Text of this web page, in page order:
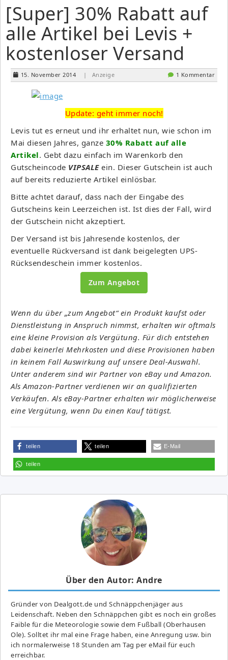
[Super] 30% Rabatt auf
alle Artikel bei Levis +
kostenloser Versand
15. November 2014 | Anzeige 1 Kommentar
Update: geht immer noch!
Levis tut es erneut und ihr erhaltet nun, wie schon im
Mai diesen Jahres, ganze 30% Rabatt auf alle
Artikel. Gebt dazu einfach im Warenkorb den
Gutscheincode VIPSALE ein. Dieser Gutschein ist auch
auf bereits reduzierte Artikel einlösbar.
Bitte achtet darauf, dass nach der Eingabe des
Gutscheins kein Leerzeichen ist. Ist dies der Fall, wird
der Gutschein nicht akzeptiert.
Der Versand ist bis Jahresende kostenlos, der
eventuelle Rückversand ist dank beigelegten UPS-
Rücksendeschein immer kostenlos.
Zum Angebot
Wenn du über „zum Angebot“ ein Produkt kaufst oder
Dienstleistung in Anspruch nimmst, erhalten wir oftmals
eine kleine Provision als Vergütung. Für dich entstehen
dabei keinerlei Mehrkosten und diese Provisionen haben
in keinem Fall Auswirkung auf unsere Deal-Auswahl.
Unter anderem sind wir Partner von eBay und Amazon.
Als Amazon-Partner verdienen wir an qualifizierten
Verkäufen. Als eBay-Partner erhalten wir möglicherweise
eine Vergütung, wenn Du einen Kauf tätigst.
teilen teilen E-Mail
teilen
Über den Autor: Andre
Gründer von Dealgott.de und Schnäppchenjäger aus
Leidenschaft. Neben den Schnäppchen gibt es noch ein großes
Fai­ble für die Meteorologie sowie dem Fußball (Oberhausen
Ole). Solltet ihr mal eine Frage haben, eine Anregung usw. bin
ich normalerweise 18 Stunden am Tag per eMail für euch
erreichbar.